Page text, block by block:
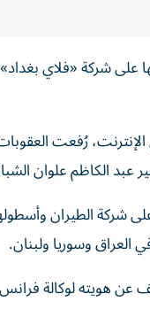
شركة «فلاي
رُفعت
الكاظم علوان
عقوبات على شركة
وسوريا ولبنان.
هويته لوكالة